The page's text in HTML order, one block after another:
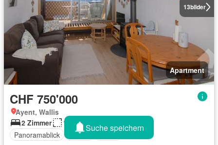
13bilder
Apartment
CHF 750'000
Ayent, Wallis
2 Zimmer
110 m²
Panoramablick
Balkon Kamin
Suche speichern